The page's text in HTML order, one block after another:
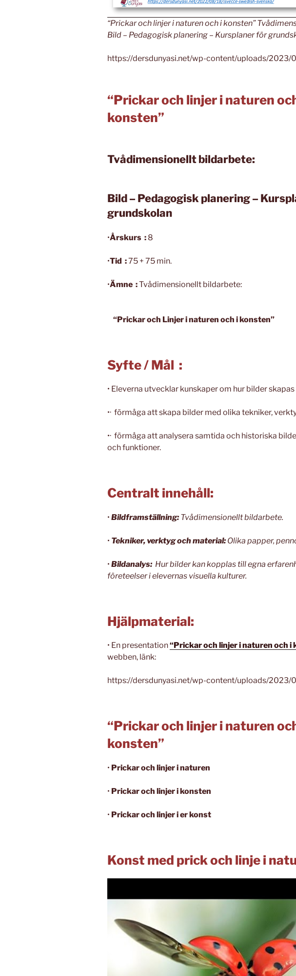
“Prickar och linjer i naturen och i konsten”
Bild – Pedagogisk planering – Kursplaner för
https://dersdunyasi.net/wp-content/uploads/2023/
“Prickar och linjer i naturen
konsten”
Tvådimensionellt bildarbete:
Bild – Pedagogisk planering –
grundskolan
•Årskurs : 8
•Tid :75 + 75 min.
•Ämne :Tvådimensionellt bildarbete:
“Prickar och Linjer i naturen och i konsten”
Syfte / Mål :
• Eleverna utvecklar kunskaper om hur bilder
•· förmåga att skapa bilder med olika tekniker,
•· förmåga att analysera samtida och historiska
och funktioner.
Centralt innehåll:
• Bildframställning: Tvådimensionellt bildarbete.
• Tekniker, verktyg och material: Olika papper,
• Bildanalys: Hur bilder kan kopplas till egna
företeelser i elevernas visuella kulturer.
Hjälpmaterial:
• En presentation“Prickar och linjer i naturen och i
webben, länk:
https://dersdunyasi.net/wp-content/uploads/2023/
“Prickar och linjer i naturen
konsten”
• Prickar och linjer i naturen
• Prickar och linjer i konsten
• Prickar och linjer i er konst
Konst med prick och linje i